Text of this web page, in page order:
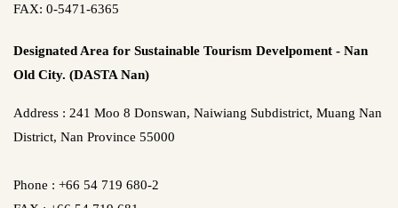
FAX: 0-5471-6365
Designated Area for Sustainable Tourism Develpoment - Nan
Old City. (DASTA Nan)
Address : 241 Moo 8 Donswan, Naiwiang Subdistrict, Muang Nan
District, Nan Province 55000
Phone : +66 54 719 680-2